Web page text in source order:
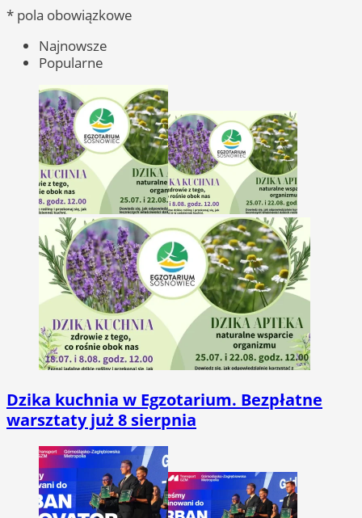
* pola obowiązkowe
Najnowsze
Popularne
Dzika kuchnia w Egzotarium. Bezpłatne
warsztaty już 8 sierpnia